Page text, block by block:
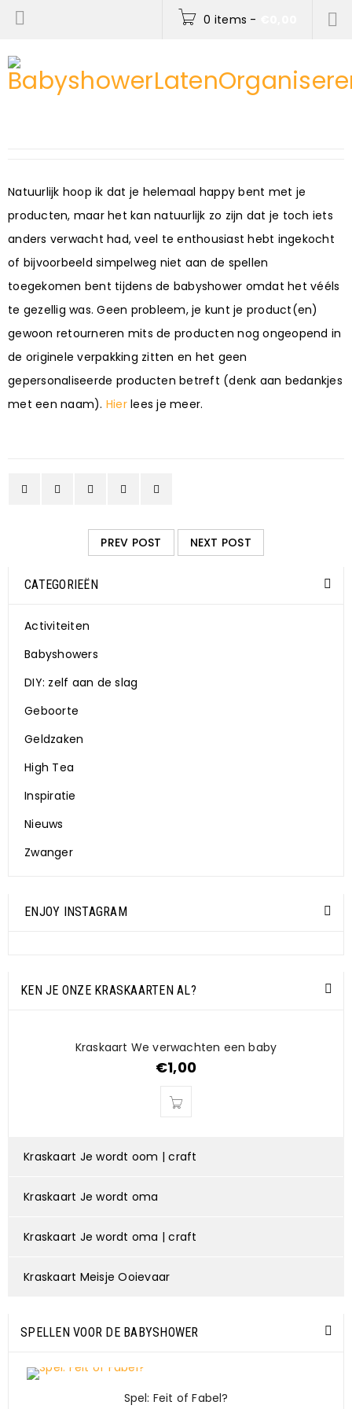
0 items -
CATEGORIEËN
Activiteiten
Babyshowers
DIY: zelf aan de slag
Geboorte
Geldzaken
High Tea
Inspiratie
Nieuws
Zwanger
ENJOY INSTAGRAM
KEN JE ONZE KRASKAARTEN AL?
Kraskaart We verwachten een baby
€1,00
Kraskaart Je wordt oom | craft
Kraskaart Je wordt oma
Kraskaart Je wordt oma | craft
Kraskaart Meisje Ooievaar
SPELLEN VOOR DE BABYSHOWER
Spel: Feit of Fabel?
Natuurlijk hoop ik dat je helemaal happy bent met je
producten, maar het kan natuurlijk zo zijn dat je toch iets
anders verwacht had, veel te enthousiast hebt ingekocht
of bijvoorbeeld simpelweg niet aan de spellen
toegekomen bent tijdens de babyshower omdat het vééls
te gezellig was. Geen probleem, je kunt je product(en)
gewoon retourneren mits de producten nog ongeopend in
de originele verpakking zitten en het geen
gepersonaliseerde producten betreft (denk aan bedankjes
met een naam). Hierlees je meer.
PREV POST NEXT POST